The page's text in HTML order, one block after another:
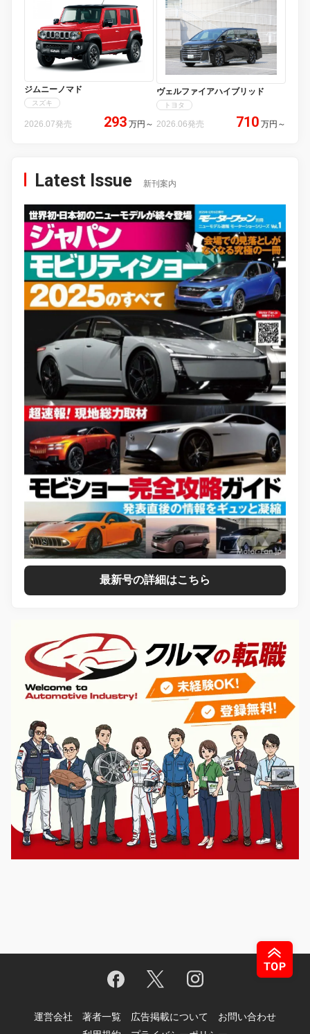
ジムニーノマド
スズキ
2026.07発売 293 万円 ～
ヴェルファイアハイブリッド
トヨタ
2026.06発売 710 万円 ～
Latest Issue 新刊案内
最新号の詳細はこちら
運営会社 著者一覧 広告掲載について
お問い合わせ